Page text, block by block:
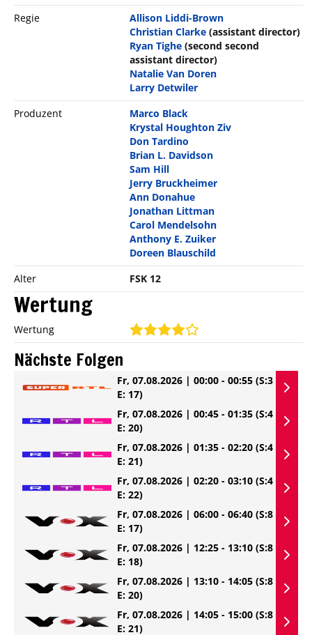
Regie
Allison Liddi-Brown
Christian Clarke (assistant director)
Ryan Tighe (second second
assistant director)
Natalie Van Doren
Larry Detwiler
Produzent
Marco Black
Krystal Houghton Ziv
Don Tardino
Brian L. Davidson
Sam Hill
Jerry Bruckheimer
Ann Donahue
Jonathan Littman
Carol Mendelsohn
Anthony E. Zuiker
Doreen Blauschild
Alter
FSK 12
Wertung
Wertung
Nächste Folgen
Fr, 07.08.2026 | 00:00 - 00:55 (S:3
E: 17)
Fr, 07.08.2026 | 00:45 - 01:35 (S:4
E: 20)
Fr, 07.08.2026 | 01:35 - 02:20 (S:4
E: 21)
Fr, 07.08.2026 | 02:20 - 03:10 (S:4
E: 22)
Fr, 07.08.2026 | 06:00 - 06:40 (S:8
E: 17)
Fr, 07.08.2026 | 12:25 - 13:10 (S:8
E: 18)
Fr, 07.08.2026 | 13:10 - 14:05 (S:8
E: 20)
Fr, 07.08.2026 | 14:05 - 15:00 (S:8
E: 21)